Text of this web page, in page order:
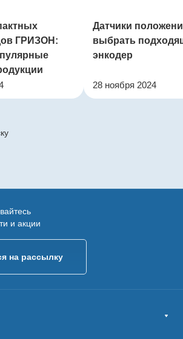
ГРИЗОН:
Датчики
выбрать
энкодер
28 ноября 2024
и акции
на рассылку